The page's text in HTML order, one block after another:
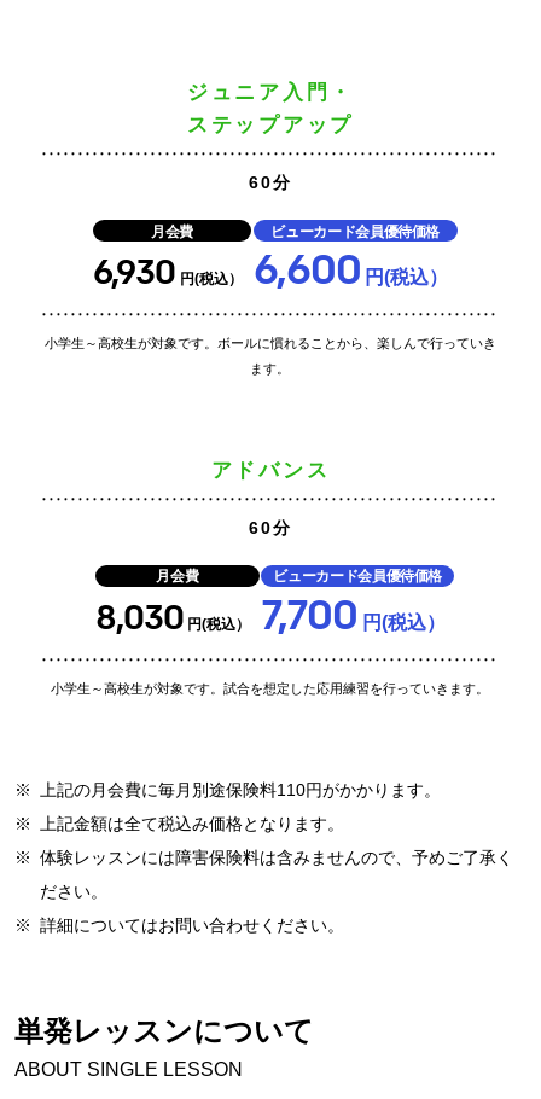
ジュニア入門・
ステップアップ
60分
月会費
6,930 円(税込）
ビューカード会員優待価格
6,600 円(税込）
小学生～高校生が対象です。ボールに慣れることから、楽しんで行っていき
ます。
アドバンス
60分
月会費
8,030 円(税込）
ビューカード会員優待価格
7,700 円(税込）
小学生～高校生が対象です。試合を想定した応用練習を行っていきます。
※ 上記の月会費に毎月別途保険料110円がかかります。
※ 上記金額は全て税込み価格となります。
※ 体験レッスンには障害保険料は含みませんので、予めご了承く
ださい。
※ 詳細についてはお問い合わせください。
単発レッスンについて
ABOUT SINGLE LESSON